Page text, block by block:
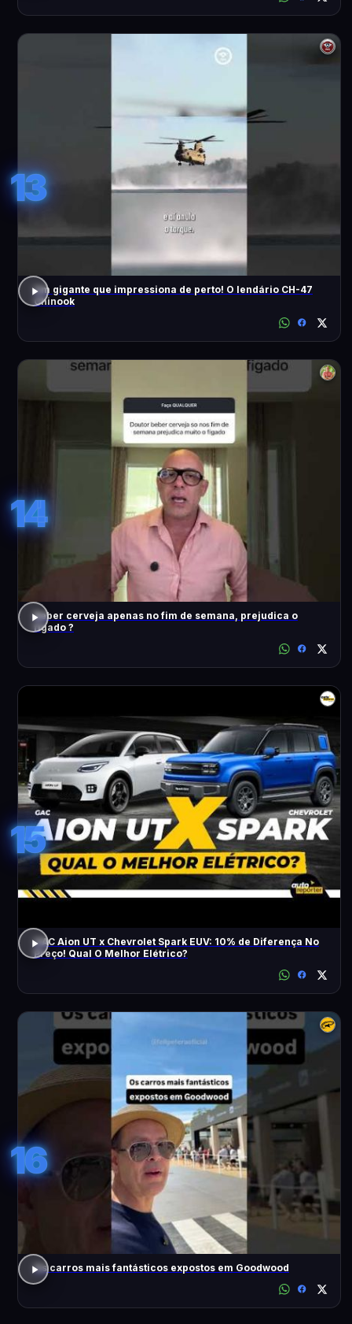
13
Um gigante que impressiona de perto! O lendário CH-47
Chinook
14
Beber cerveja apenas no fim de semana, prejudica o
fígado ?
15
GAC Aion UT x Chevrolet Spark EUV: 10% de Diferença No
Preço! Qual O Melhor Elétrico?
16
Os carros mais fantásticos expostos em Goodwood